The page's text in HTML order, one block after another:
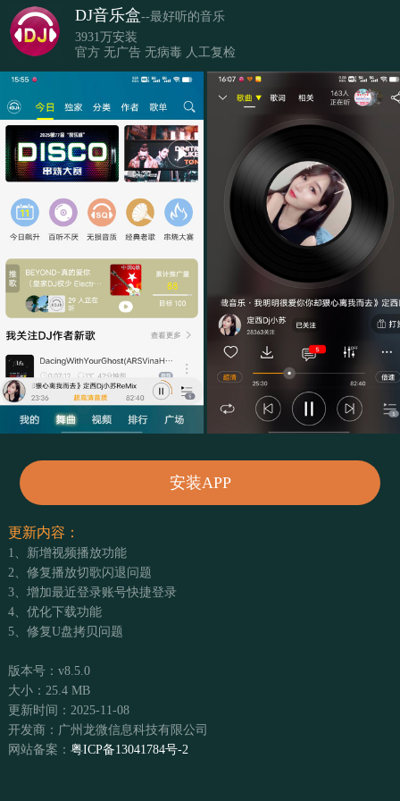
DJ音乐盒--最好听的音乐
3931万安装
官方 无广告 无病毒 人工复检
安装APP
更新内容：
1、新增视频播放功能
2、修复播放切歌闪退问题
3、增加最近登录账号快捷登录
4、优化下载功能
5、修复U盘拷贝问题
版本号：v8.5.0
大小：25.4 MB
更新时间：2025-11-08
开发商：广州龙微信息科技有限公司
网站备案： 粤ICP备13041784号-2